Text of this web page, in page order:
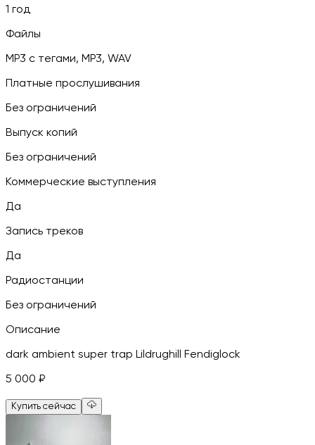
1 год
Файлы
MP3 c тегами, MP3, WAV
Платные прослушивания
Без ограничений
Выпуск копий
Без ограничений
Коммерческие выступления
Да
Запись треков
Да
Радиостанции
Без ограничений
Описание
dark ambient super trap Lildrughill Fendiglock
5 000 ₽
Купить сейчас